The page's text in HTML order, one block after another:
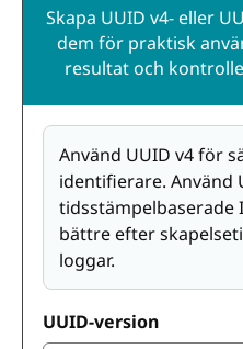
Skapa UUID v4- eller
dem för praktisk
resultat och
Använd UUID v4 för
identifierare. Använd
tidsstämpelbaserade
bättre efter
loggar.
UUID-version